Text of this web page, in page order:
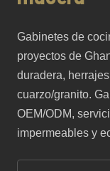
Gabinetes de
proyectos de
duradera,
cuarzo/granito.
OEM/ODM,
impermeables y